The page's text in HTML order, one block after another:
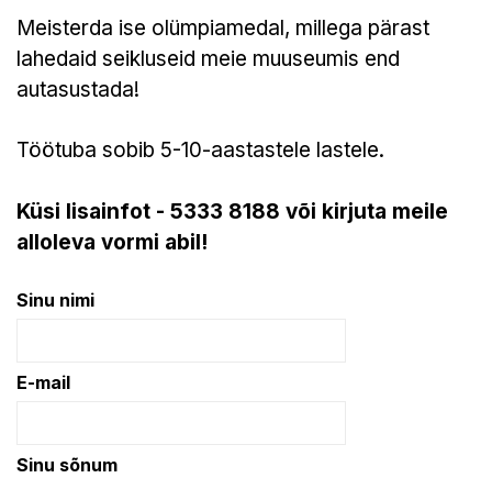
Meisterda ise olümpiamedal, millega pärast
lahedaid seikluseid meie muuseumis end
autasustada!
Töötuba sobib 5-10-aastastele lastele.
Küsi lisainfot - 5333 8188 või kirjuta meile
alloleva vormi abil!
Sinu nimi
E-mail
Sinu sõnum